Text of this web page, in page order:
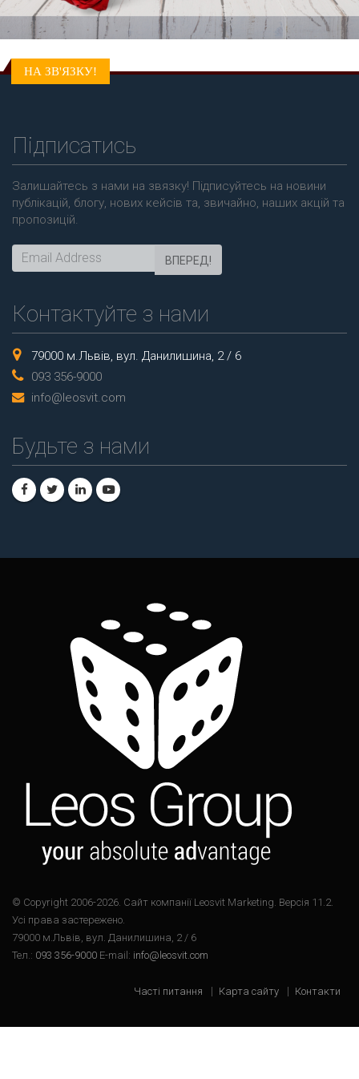
НА ЗВ'ЯЗКУ!
Підписатись
Залишайтесь з нами на звязку! Підписуйтесь на новини
публікацій, блогу, нових кейсів та, звичайно, наших акцій та
пропозицій.
ВПЕРЕД!
Контактуйте з нами
79000 м.Львів, вул. Данилишина, 2 / 6
093 356-9000
info@leosvit.com
Будьте з нами
© Copyright 2006-2026. Cайт компанії Leosvit Marketing. Версія 11.2.
Усі права застережено.
79000 м.Львів, вул. Данилишина, 2 / 6
Тел.: 093 356-9000 E-mail: info@leosvit.com
Часті питання Карта сайту Контакти